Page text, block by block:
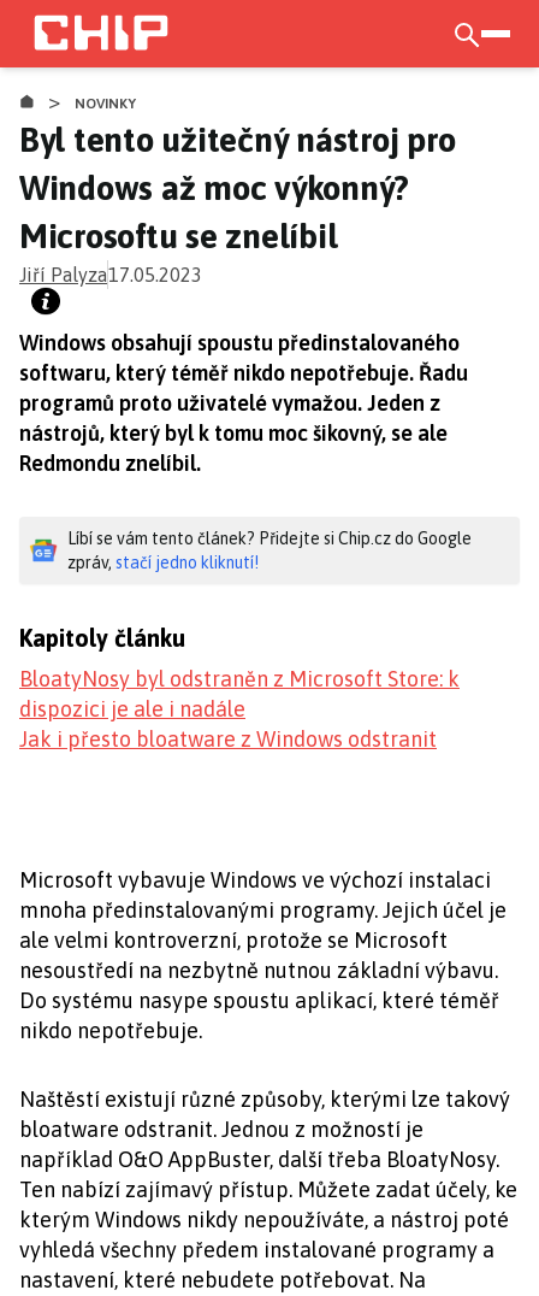
Přejít
hlavnímu
obsahu
> NOVINKY
Byl tento užitečný nástroj pro
Windows až moc výkonný?
Microsoftu se znelíbil
Jiří Palyza17.05.2023
Windows obsahují spoustu předinstalovaného
softwaru, který téměř nikdo nepotřebuje. Řadu
programů proto uživatelé vymažou. Jeden z
nástrojů, který byl k tomu moc šikovný, se ale
Redmondu znelíbil.
Líbí se vám tento článek? Přidejte si Chip.cz do Google
zpráv, stačí jedno kliknutí!
Kapitoly článku
BloatyNosy byl odstraněn z Microsoft Store: k
dispozici je ale i nadále
Jak i přesto bloatware z Windows odstranit
Microsoft vybavuje Windows ve výchozí instalaci
mnoha předinstalovanými programy. Jejich účel je
ale velmi kontroverzní, protože se Microsoft
nesoustředí na nezbytně nutnou základní výbavu.
Do systému nasype spoustu aplikací, které téměř
nikdo nepotřebuje.
Naštěstí existují různé způsoby, kterými lze takový
bloatware odstranit. Jednou z možností je
například O&O AppBuster, další třeba BloatyNosy.
Ten nabízí zajímavý přístup. Můžete zadat účely, ke
kterým Windows nikdy nepoužíváte, a nástroj poté
vyhledá všechny předem instalované programy a
nastavení, které nebudete potřebovat. Na